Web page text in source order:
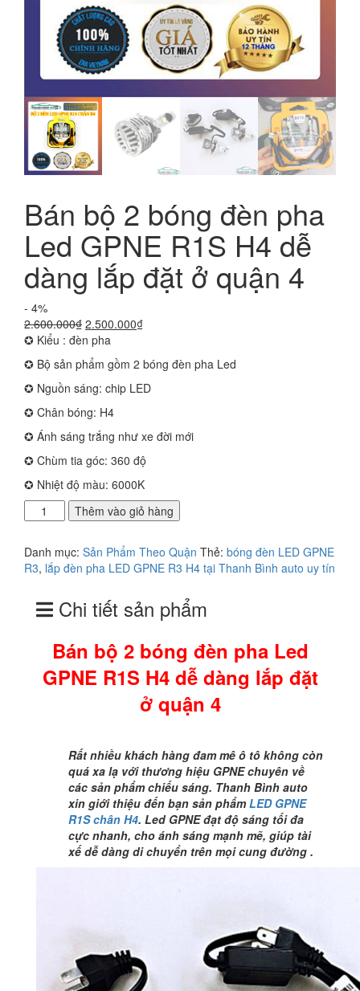
Bán bộ 2 bóng đèn pha
Led GPNE R1S H4 dễ
dàng lắp đặt ở quận 4
- 4%
2.600.000₫ Giá
gốc
là:
2.600.000₫.
2.500.000₫Giá
là:
2.500.000₫.
✪ Kiểu : đèn pha
✪ Bộ sản phẩm gồm 2 bóng đèn pha Led
✪ Nguồn sáng: chip LED
✪ Chân bóng: H4
✪ Ánh sáng trắng như xe đời mới
✪ Chùm tia góc: 360 độ
✪ Nhiệt độ màu: 6000K
Bán
bộ
bóng
đèn
Led
GPNE
dàng
Thêm vào giỏ hàng
Danh mục: Sản Phẩm Theo Quận Thẻ: bóng đèn LED GPNE
R3, lắp đèn pha LED GPNE R3 H4 tại Thanh Bình auto uy tín
Chi tiết sản phẩm
Bán bộ 2 bóng đèn pha Led
GPNE R1S H4 dễ dàng lắp đặt
ở quận 4
Rất nhiều khách hàng đam mê ô tô không còn
quá xa lạ với thương hiệu GPNE chuyên về
các sản phẩm chiếu sáng. Thanh Bình auto
xin giới thiệu đến bạn sản phẩmLED GPNE
R1S chân H4. Led GPNE đạt độ sáng tối đa
cực nhanh, cho ánh sáng mạnh mẽ, giúp tài
xế dễ dàng di chuyển trên mọi cung đường .